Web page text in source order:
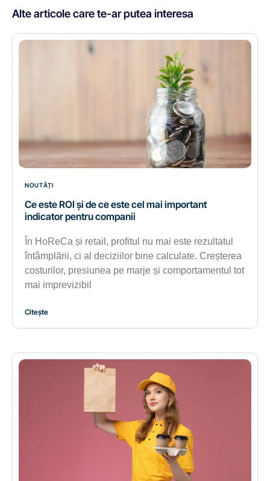
Alte articole care te-ar putea interesa
NOUTĂȚI
Ce este ROI și de ce este cel mai important
indicator pentru companii
În HoReCa și retail, profitul nu mai este rezultatul
întâmplării, ci al deciziilor bine calculate. Creșterea
costurilor, presiunea pe marje și comportamentul tot
mai imprevizibil
Citește